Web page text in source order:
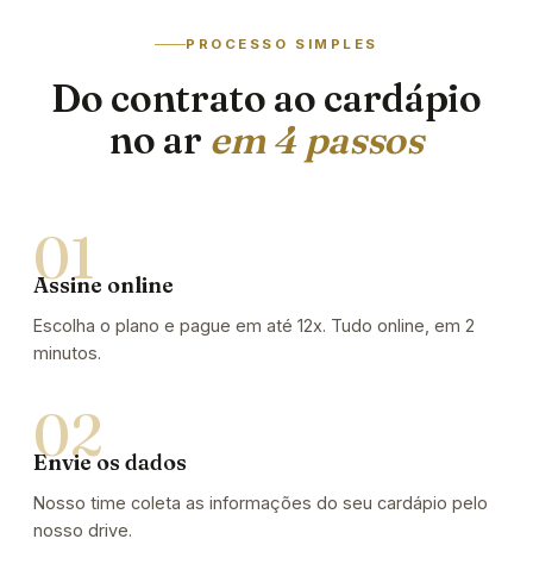
PROCESSO SIMPLES
Do contrato ao cardápio
no ar em 4 passos
Assine online
Escolha o plano e pague em até 12x. Tudo online, em 2
minutos.
Envie os dados
Nosso time coleta as informações do seu cardápio pelo
nosso drive.